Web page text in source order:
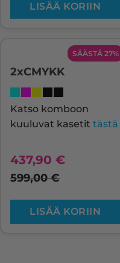
LISÄÄ KORIIN
SÄÄSTÄ 27%
2xCMYKK
Katso komboon
kuuluvat kasetit tästä
437,90 €
599,00€
LISÄÄ KORIIN